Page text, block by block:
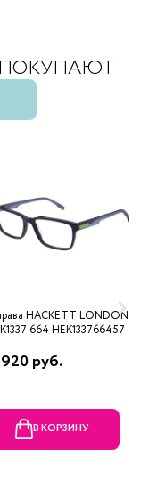
HACKETT LONDON
664 HEK133766457
руб.
В КОРЗИНУ